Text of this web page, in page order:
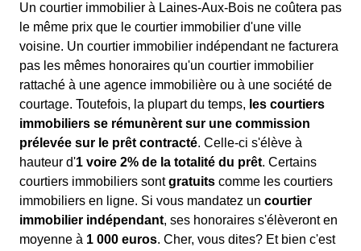
Un courtier immobilier à Laines-Aux-Bois ne coûtera pas
le même prix que le courtier immobilier d'une ville
voisine. Un courtier immobilier indépendant ne facturera
pas les mêmes honoraires qu'un courtier immobilier
rattaché à une agence immobilière ou à une société de
courtage. Toutefois, la plupart du temps, les courtiers
immobiliers se rémunèrent sur une commission
prélevée sur le prêt contracté. Celle-ci s'élève à
hauteur d'1 voire 2% de la totalité du prêt. Certains
courtiers immobiliers sontgratuits comme les courtiers
immobiliers en ligne. Si vous mandatez un courtier
immobilier indépendant, ses honoraires s'élèveront en
moyenne à 1 000 euros. Cher, vous dites? Et bien c'est